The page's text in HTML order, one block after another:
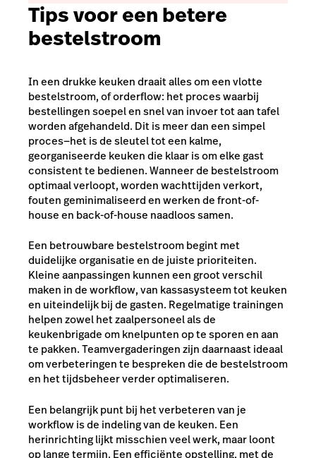
Tips voor een betere
bestelstroom
In een drukke keuken draait alles om een vlotte
bestelstroom, oforderflow: het proces waarbij
bestellingen soepel en snel van invoer tot aan tafel
worden afgehandeld. Dit is meer dan een simpel
proces—het is de sleutel tot een kalme,
georganiseerde keuken die klaar is om elke gast
consistent te bedienen. Wanneer de bestelstroom
optimaal verloopt, worden wachttijden verkort,
fouten geminimaliseerd en werken de front-of-
house en back-of-house naadloos samen.
Een betrouwbare bestelstroom begint met
duidelijke organisatie en de juiste prioriteiten.
Kleine aanpassingen kunnen een groot verschil
maken in de workflow, van kassasysteem tot keuken
en uiteindelijk bij de gasten. Regelmatige trainingen
helpen zowel het zaalpersoneel als de
keukenbrigade om knelpunten op te sporen en aan
te pakken. Teamvergaderingen zijn daarnaast ideaal
om verbeteringen te bespreken die de bestelstroom
en het tijdsbeheer verder optimaliseren.
Een belangrijk punt bij het verbeteren van je
workflow is de indeling van de keuken. Een
herinrichting lijkt misschien veel werk, maar loont
op lange termijn. Een efficiënte opstelling, met de